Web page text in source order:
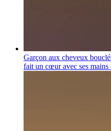
Garçon aux cheveux
fait un cœur avec ses mains